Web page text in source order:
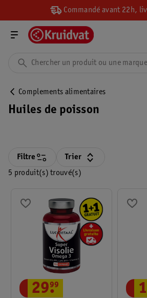
Commandé avant 22h,
Complements alimentaires
Huiles de poisson
5 produit(s) trouvé(s)
Filtre Trier
29.
99